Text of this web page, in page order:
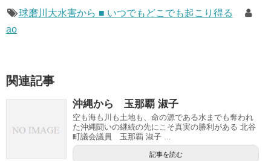
球磨川大水害から ■ いつでもどこでも起こり得る
ao
関連記事
沖縄から 玉那覇 淑子
空も海も川も土地も、命の源である水までも奪われ
た沖縄闘いの継続の先にこそ真実の勝利がある 北谷
町議会議員 玉那覇 淑子 ...
記事を読む